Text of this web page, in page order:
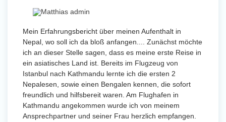
Mein Erfahrungsbericht über meinen Aufenthalt in
Nepal, wo soll ich da bloß anfangen.... Zunächst möchte
ich an dieser Stelle sagen, dass es meine erste Reise in
ein asiatisches Land ist. Bereits im Flugzeug von
Istanbul nach Kathmandu lernte ich die ersten 2
Nepalesen, sowie einen Bengalen kennen, die sofort
freundlich und hilfsbereit waren. Am Flughafen in
Kathmandu angekommen wurde ich von meinem
Ansprechpartner und seiner Frau herzlich empfangen.